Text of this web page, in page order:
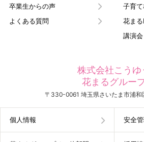
卒業生からの声
よくある質問
子育
花ま
講演会
株式会社こうゆ
花まるグルー
〒330-0061 埼玉県さいたま市浦
個人情報 安全